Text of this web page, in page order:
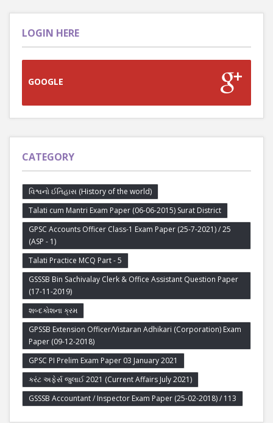
LOGIN HERE
GOOGLE
CATEGORY
વિશ્વનો ઈતિહાસ (History of the world)
Talati cum Mantri Exam Paper (06-06-2015) Surat District
GPSC Accounts Officer Class-1 Exam Paper (25-7-2021) / 25
(ASP - 1)
Talati Practice MCQ Part - 5
GSSSB Bin Sachivalay Clerk & Office Assistant Question Paper
(17-11-2019)
શબ્દકોશના ક્રમ
GPSSB Extension Officer/Vistaran Adhikari (Corporation) Exam
Paper (09-12-2018)
GPSC PI Prelim Exam Paper 03 January 2021
કરંટ અફેર્સ જુલાઈ 2021 (Current Affairs July 2021)
GSSSB Accountant / Inspector Exam Paper (25-02-2018) / 113